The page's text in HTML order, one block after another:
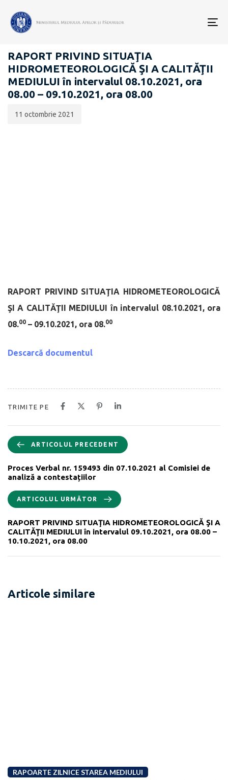
RAPOARTE ZILNICE STAREA MEDIULUI
RAPORT PRIVIND SITUAŢIA
HIDROMETEOROLOGICĂ ŞI A CALITĂŢII
MEDIULUI în intervalul 08.10.2021, ora
08.00 – 09.10.2021, ora 08.00
publicării:
11 octombrie 2021
RAPORT PRIVIND SITUAŢIA HIDROMETEOROLOGICĂ
ŞI A CALITĂŢII MEDIULUI în intervalul 08.10.2021, ora
08.00 – 09.10.2021, ora 08.00
Descarcă documentul
TRIMITE PE
ARTICOLUL PRECEDENT
Proces Verbal nr. 159493 din 07.10.2021 al Comisiei de
analiză a contestațiilor
ARTICOLUL URMĂTOR
RAPORT PRIVIND SITUAŢIA HIDROMETEOROLOGICĂ ŞI A
CALITĂŢII MEDIULUI în intervalul 09.10.2021, ora 08.00 –
10.10.2021, ora 08.00
Articole similare
RAPOARTE ZILNICE STAREA MEDIULUI